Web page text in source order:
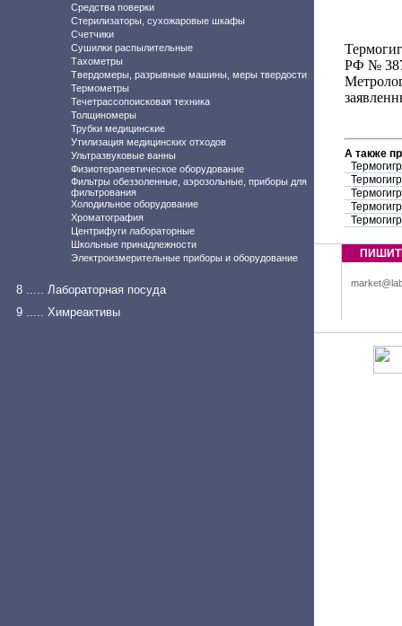
Средства поверки
Стерилизаторы, сухожаровые шкафы
Счетчики
Сушилки распылительные
Тахометры
Твердомеры, разрывные машины, меры твердости
Термометры
Течетрассопоисковая техника
Толщиномеры
Трубки медицинские
Утилизация медицинских отходов
Ультразвуковые ванны
Физиотерапевтическое оборудование
Фильтры обеззоленные, аэрозольные, приборы для
фильтрования
Холодильное оборудование
Хроматография
Центрифуги лабораторные
Школьные принадлежности
Электроизмерительные приборы и оборудование
8 ..... Лабораторная посуда
9 ..... Химреактивы
РФ №
А также